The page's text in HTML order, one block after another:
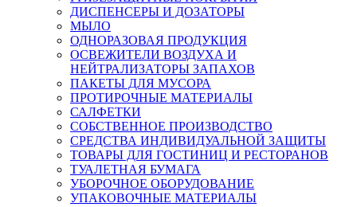
ДИСПЕНСЕРЫ И ДОЗАТОРЫ
МЫЛО
ОДНОРАЗОВАЯ ПРОДУКЦИЯ
ОСВЕЖИТЕЛИ ВОЗДУХА И
НЕЙТРАЛИЗАТОРЫ ЗАПАХОВ
ПАКЕТЫ ДЛЯ МУСОРА
ПРОТИРОЧНЫЕ МАТЕРИАЛЫ
САЛФЕТКИ
СОБСТВЕННОЕ ПРОИЗВОДСТВО
СРЕДСТВА ИНДИВИДУАЛЬНОЙ ЗАЩИТЫ
ТОВАРЫ ДЛЯ ГОСТИНИЦ И РЕСТОРАНОВ
ТУАЛЕТНАЯ БУМАГА
УБОРОЧНОЕ ОБОРУДОВАНИЕ
УПАКОВОЧНЫЕ МАТЕРИАЛЫ